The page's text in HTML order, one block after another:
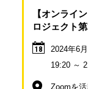
【オンライ
ロジェクト
18
2024年6
19:20 ～
Zoomを